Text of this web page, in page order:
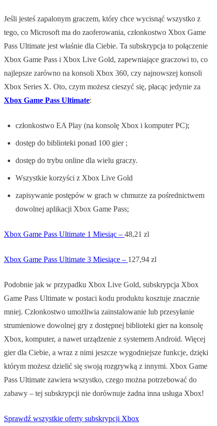
Jeśli jesteś zapalonym graczem, który chce wycisnąć wszystko z
tego, co Microsoft ma do zaoferowania, członkostwo Xbox Game
Pass Ultimate jest właśnie dla Ciebie. Ta subskrypcja to połączenie
Xbox Game Pass i Xbox Live Gold, zapewniające graczowi to, co
najlepsze zarówno na konsoli Xbox 360, czy najnowszej konsoli
Xbox Series X. Oto, czym możesz cieszyć się, płacąc jedynie za
Xbox Game Pass Ultimate:
członkostwo EA Play (na konsolę Xbox i komputer PC);
dostęp do biblioteki ponad 100 gier ;
dostęp do trybu online dla wielu graczy.
Wszystkie korzyści z Xbox Live Gold
zapisywanie postępów w grach w chmurze za pośrednictwem
dowolnej aplikacji Xbox Game Pass;
Xbox Game Pass Ultimate 1 Miesiąc – 48,21 zl
Xbox Game Pass Ultimate 3 Miesiące – 127,94 zl
Podobnie jak w przypadku Xbox Live Gold, subskrypcja Xbox
Game Pass Ultimate w postaci kodu produktu kosztuje znacznie
mniej. Członkostwo umożliwia zainstalowanie lub przesyłanie
strumieniowe dowolnej gry z dostępnej biblioteki gier na konsolę
Xbox, komputer, a nawet urządzenie z systemem Android. Więcej
gier dla Ciebie, a wraz z nimi jeszcze wygodniejsze funkcje, dzięki
którym możesz dzielić się swoją rozgrywką z innymi. Xbox Game
Pass Ultimate zawiera wszystko, czego można potrzebować do
zabawy – tej subskrypcji nie dorównuje żadna inna usługa Xbox!
Sprawdź wszystkie oferty subskrypcji Xbox